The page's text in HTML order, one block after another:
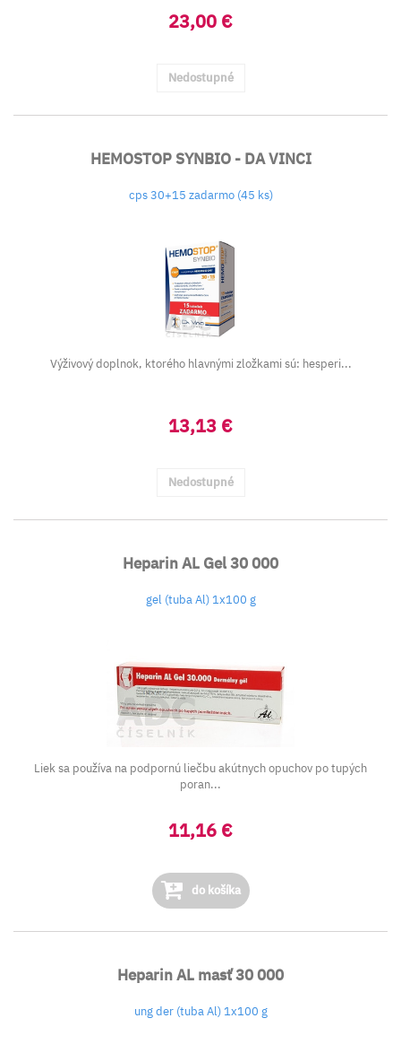
23,00 €
Nedostupné
HEMOSTOP SYNBIO - DA VINCI
cps 30+15 zadarmo (45 ks)
Výživový doplnok, ktorého hlavnými zložkami sú: hesperi...
13,13 €
Nedostupné
Heparin AL Gel 30 000
gel (tuba Al) 1x100 g
Liek sa používa na podpornú liečbu akútnych opuchov po tupých
poran...
11,16 €
do košíka
Heparin AL masť 30 000
ung der (tuba Al) 1x100 g